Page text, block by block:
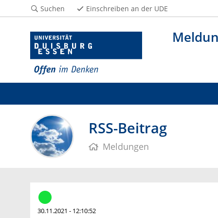
Suchen Einschreiben an der UDE
RSS-Beitrag
Meldungen
30.11.2021 - 12:10:52